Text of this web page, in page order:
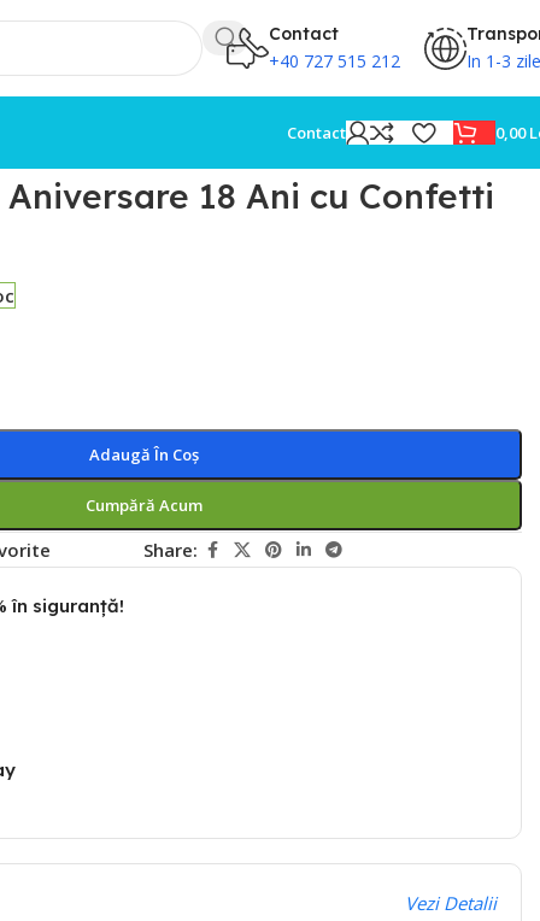
Contact
+40 727 515 212 In 1-3 zile
Contact 0,00
18 Ani cu Confetti
Adaugă În Coș
Cumpără Acum
Share:
în siguranță!
Vezi Detalii